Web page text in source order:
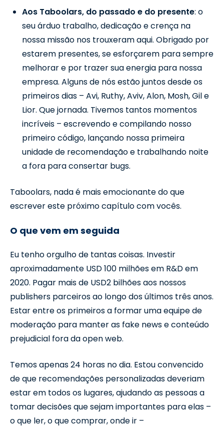
Aos Taboolars, do passado e do presente: o
seu árduo trabalho, dedicação e crença na
nossa missão nos trouxeram aqui. Obrigado por
estarem presentes, se esforçarem para sempre
melhorar e por trazer sua energia para nossa
empresa. Alguns de nós estão juntos desde os
primeiros dias – Avi, Ruthy, Aviv, Alon, Mosh, Gil e
Lior. Que jornada. Tivemos tantos momentos
incríveis – escrevendo e compilando nosso
primeiro código, lançando nossa primeira
unidade de recomendação e trabalhando noite
a fora para consertar bugs.
Taboolars, nada é mais emocionante do que
escrever este próximo capítulo com vocês.
O que vem em seguida
Eu tenho orgulho de tantas coisas. Investir
aproximadamente USD 100 milhões em R&D em
2020. Pagar mais de USD2 bilhões aos nossos
publishers parceiros ao longo dos últimos três anos.
Estar entre os primeiros a formar uma equipe de
moderação para manter as fake news e conteúdo
prejudicial fora da open web.
Temos apenas 24 horas no dia. Estou convencido
de que recomendações personalizadas deveriam
estar em todos os lugares, ajudando as pessoas a
tomar decisões que sejam importantes para elas –
o que ler, o que comprar, onde ir –